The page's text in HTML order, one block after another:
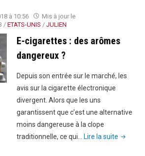
chez
à 10:56
Mis à jour le
/ ETATS-UNIS / JULIEN
E-cigarettes : des arômes
dangereux ?
Depuis son entrée sur le marché, les
avis sur la cigarette électronique
divergent. Alors que les uns
garantissent que c’est une alternative
moins dangereuse à la clope
traditionnelle, ce qui…
Lire la suite "E-